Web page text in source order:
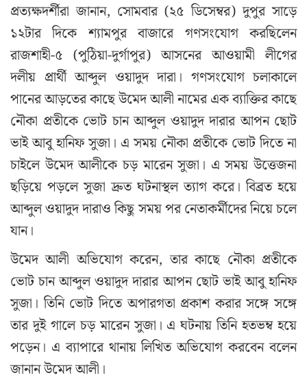
প্রত্যক্ষদর্শীরা জানান, সোমবার (২৫ ডিসেম্বর) দুপুর সাড়ে
১২টার দিকে শ্যামপুর বাজারে গণসংযোগ করছিলেন
রাজশাহী-৫ (পুঠিয়া-দুর্গাপুর) আসনের আওয়ামী লীগের
দলীয় প্রার্থী আব্দুল ওয়াদুদ দারা। গণসংযোগ চলাকালে
পানের আড়তের কাছে উমেদ আলী নামের এক ব্যাক্তির কাছে
নৌকা প্রতীকে ভোট চান আব্দুল ওয়াদুদ দারার আপন ছোট
ভাই আবু হানিফ সুজা। এ সময় নৌকা প্রতীকে ভোট দিতে না
চাইলে উমেদ আলীকে চড় মারেন সুজা। এ সময় উত্তেজনা
ছড়িয়ে পড়লে সুজা দ্রুত ঘটনাস্থল ত্যাগ করে। বিব্রত হয়ে
আব্দুল ওয়াদুদ দারাও কিছু সময় পর নেতাকর্মীদের নিয়ে চলে
যান।
উমেদ আলী অভিযোগ করেন, তার কাছে নৌকা প্রতীকে
ভোট চান আব্দুল ওয়াদুদ দারার আপন ছোট ভাই আবু হানিফ
সুজা। তিনি ভোট দিতে অপারগতা প্রকাশ করার সঙ্গে সঙ্গে
তার দুই গালে চড় মারেন সুজা। এ ঘটনায় তিনি হতভম্ব হয়ে
পড়েন। এ ব্যাপারে থানায় লিখিত অভিযোগ করবেন বলেন
জানান উমেদ আলী।